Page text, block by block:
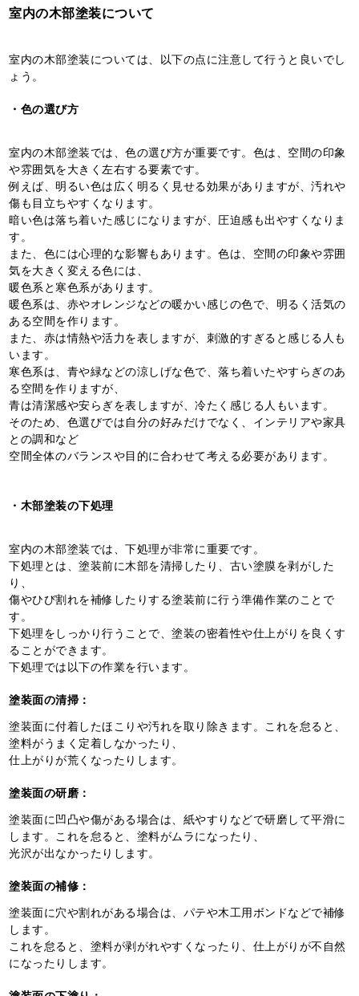
室内の木部塗装について
室内の木部塗装については、以下の点に注意して行うと良いでし
ょう。
・色の選び方
室内の木部塗装では、色の選び方が重要です。色は、空間の印象
や雰囲気を大きく左右する要素です。
例えば、明るい色は広く明るく見せる効果がありますが、汚れや
傷も目立ちやすくなります。
暗い色は落ち着いた感じになりますが、圧迫感も出やすくなりま
す。
また、色には心理的な影響もあります。色は、空間の印象や雰囲
気を大きく変える色には、
暖色系と寒色系があります。
暖色系は、赤やオレンジなどの暖かい感じの色で、明るく活気の
ある空間を作ります。
また、赤は情熱や活力を表しますが、刺激的すぎると感じる人も
います。
寒色系は、青や緑などの涼しげな色で、落ち着いたやすらぎのあ
る空間を作りますが、
青は清潔感や安らぎを表しますが、冷たく感じる人もいます。
そのため、色選びでは自分の好みだけでなく、インテリアや家具
との調和など
空間全体のバランスや目的に合わせて考える必要があります。
・木部塗装の下処理
室内の木部塗装では、下処理が非常に重要です。
下処理とは、塗装前に木部を清掃したり、古い塗膜を剥がした
り、
傷やひび割れを補修したりする塗装前に行う準備作業のことで
す。
下処理をしっかり行うことで、塗装の密着性や仕上がりを良くす
ることができます。
下処理では以下の作業を行います。
塗装面の清掃：
塗装面に付着したほこりや汚れを取り除きます。これを怠ると、
塗料がうまく定着しなかったり、
仕上がりが荒くなったりします。
塗装面の研磨：
塗装面に凹凸や傷がある場合は、紙やすりなどで研磨して平滑に
します。これを怠ると、塗料がムラになったり、
光沢が出なかったりします。
塗装面の補修：
塗装面に穴や割れがある場合は、パテや木工用ボンドなどで補修
します。
これを怠ると、塗料が剥がれやすくなったり、仕上がりが不自然
になったりします。